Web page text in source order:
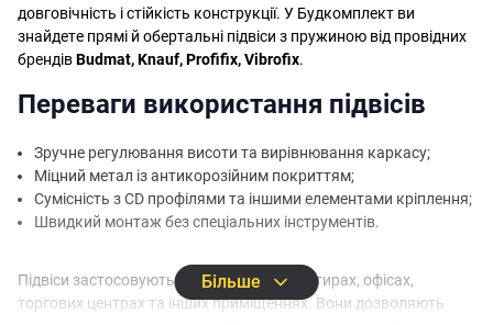
довговічність і стійкість конструкції. У Будкомплект ви
знайдете прямі й обертальні підвіси з пружиною від провідних
брендівBudmat, Knauf, Profifix, Vibrofix.
Переваги використання підвісів
Зручне регулювання висоти та вирівнювання каркасу;
Міцний метал із антикорозійним покриттям;
Сумісність з CD профілями та іншими елементами кріплення;
Швидкий монтаж без спеціальних інструментів.
Підвіси застосовуються для стель у квартирах, офісах,
торгових центрах та інших приміщеннях. Вони дозволяють
Більше